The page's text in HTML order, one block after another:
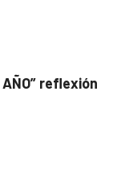
AÑO” reflexión